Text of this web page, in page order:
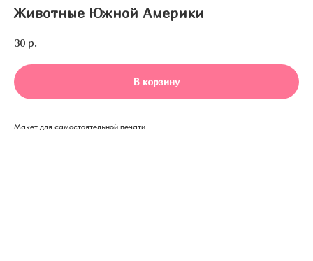
Животные Южной Америки
30 р.
В корзину
Макет для самостоятельной печати